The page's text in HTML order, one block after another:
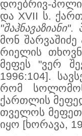
დოებრივ-
და XVII ს.
"შაჰნავაზიანი".
მონ
რი­­ელის
მეფეს "ვერ
1996:104].
რომ
ქართლის
თ­ვე­ლოს
იყო [ხორავა,